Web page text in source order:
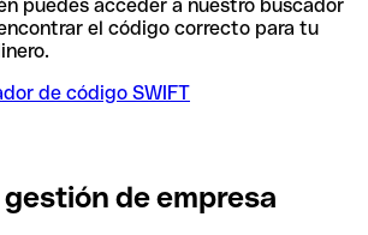
puedes acceder a nuestro buscador
el código correcto para tu
de código SWIFT
de empresa